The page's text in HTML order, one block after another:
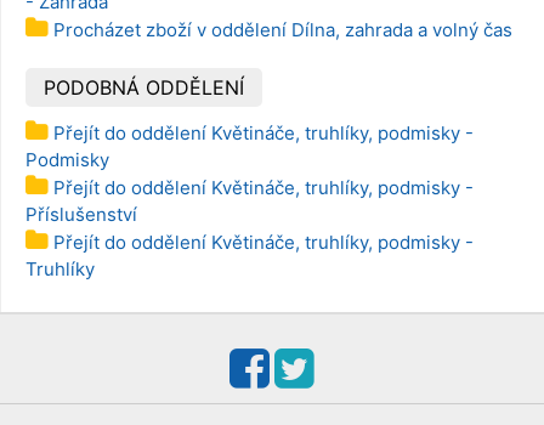
Procházet zboží v oddělení Dílna, zahrada a volný čas
PODOBNÁ ODDĚLENÍ
Přejít do oddělení Květináče, truhlíky, podmisky -
Podmisky
Přejít do oddělení Květináče, truhlíky, podmisky -
Příslušenství
Přejít do oddělení Květináče, truhlíky, podmisky -
Truhlíky